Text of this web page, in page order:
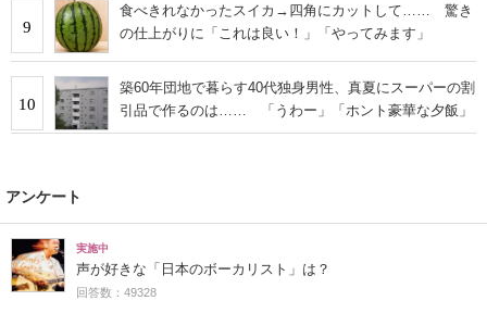
9
食べきれなかったスイカ→四角にカットして…… 驚き
の仕上がりに「これは良い！」「やってみます」
10
築60年団地で暮らす40代独身男性、真夏にスーパーの割
引品で作るのは…… 「うわー」「ホント豪華な夕飯」
アンケート
実施中
声が好きな「日本のボーカリスト」は？
回答数：49328